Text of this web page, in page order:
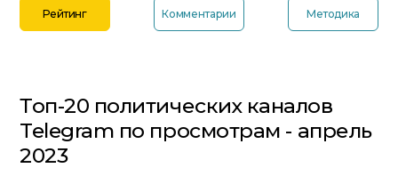
Рейтинг Комментарии Методика
Топ-20 политических каналов
Telegram по просмотрам - апрель
2023